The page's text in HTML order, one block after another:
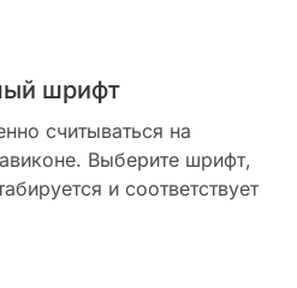
шрифт
считываться на
Выберите шрифт,
и соответствует